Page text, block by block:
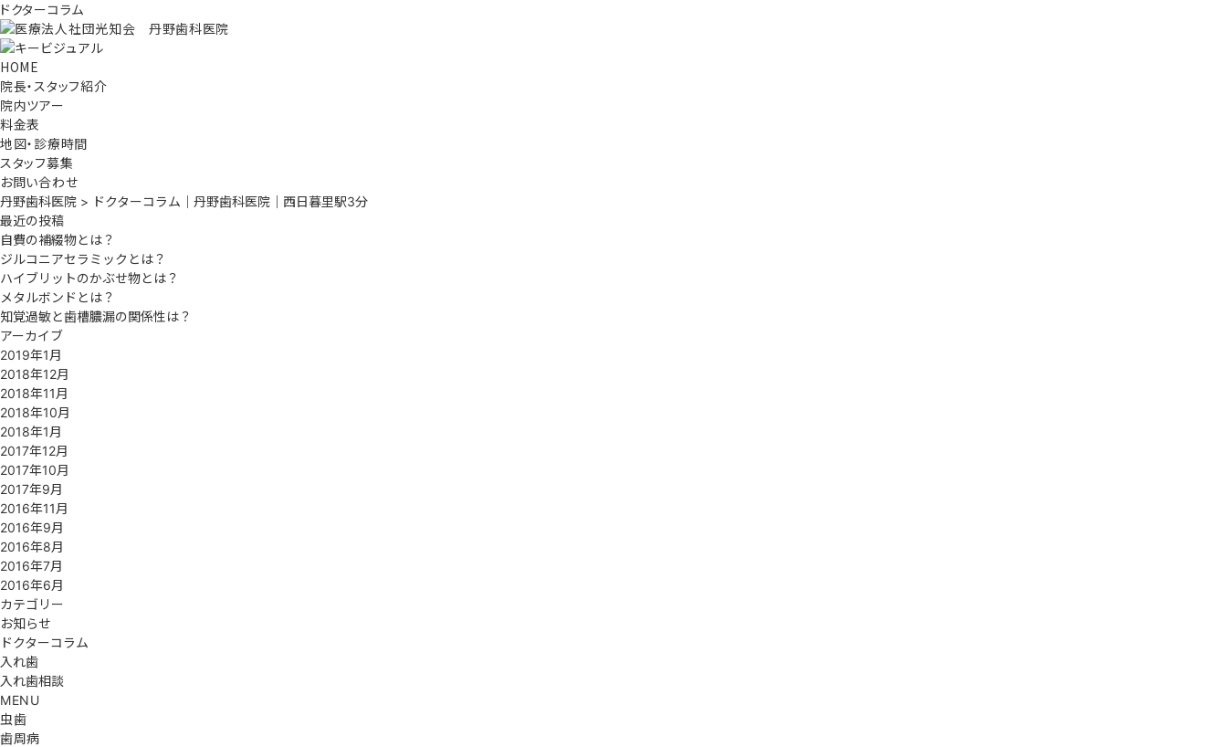
ドクターコラム
HOME
院長・スタッフ紹介
院内ツアー
料金表
地図・診療時間
スタッフ募集
お問い合わせ
丹野歯科医院 > ドクターコラム｜丹野歯科医院｜西日暮里駅3分
最近の投稿
自費の補綴物とは？
ジルコニアセラミックとは？
ハイブリットのかぶせ物とは？
メタルボンドとは？
知覚過敏と歯槽膿漏の関係性は？
アーカイブ
2019年1月
2018年12月
2018年11月
2018年10月
2018年1月
2017年12月
2017年10月
2017年9月
2016年11月
2016年9月
2016年8月
2016年7月
2016年6月
カテゴリー
お知らせ
ドクターコラム
入れ歯
入れ歯相談
MENU
虫歯
歯周病